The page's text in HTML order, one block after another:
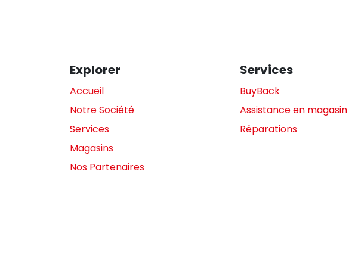
Explorer
Accueil
Notre Société
Services
Magasins
Nos Partenaires
Services
BuyBack
Assistance en magasin
Réparations